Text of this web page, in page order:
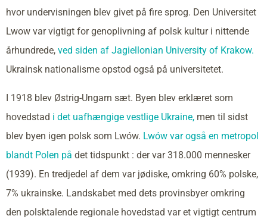
hvor undervisningen blev givet på fire sprog. Den Universitet
Lwow var vigtigt for genoplivning af polsk kultur i nittende
århundrede, ved siden af Jagiellonian University of Krakow.
Ukrainsk nationalisme opstod også på universitetet.
I 1918 blev Østrig-Ungarn sæt. Byen blev erklæret som
hovedstad i det uafhængige vestlige Ukraine, men til sidst
blev byen igen polsk som Lwów. Lwów var også en metropol
blandt Polen på det tidspunkt : der var 318.000 mennesker
(1939). En tredjedel af dem var jødiske, omkring 60% polske,
7% ukrainske. Landskabet med dets provinsbyer omkring
den polsktalende regionale hovedstad var et vigtigt centrum